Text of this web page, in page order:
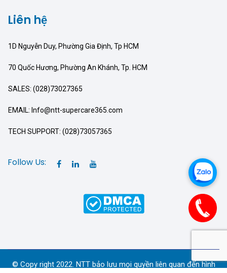
Liên hệ
1D Nguyễn Duy, Phường Gia Định, Tp HCM
70 Quốc Hương, Phường An Khánh, Tp. HCM
SALES: (028)73027365
EMAIL: Info@ntt-supercare365.com
TECH SUPPORT: (028)73057365
Follow Us:
© Copy right 2022. NTT bảo lưu mọi quyền liên quan đến hình